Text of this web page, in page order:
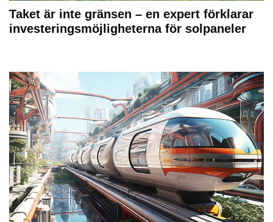
Taket är inte gränsen – en expert förklarar
investeringsmöjligheterna för solpaneler